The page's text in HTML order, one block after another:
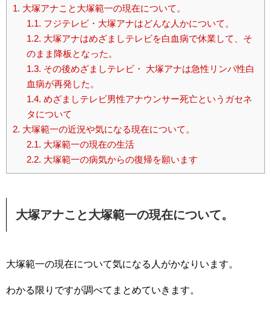
1. 大塚アナこと大塚範一の現在について。
1.1. フジテレビ・大塚アナはどんな人かについて。
1.2. 大塚アナはめざましテレビを白血病で休業して、そ
のまま降板となった。
1.3. その後めざましテレビ・ 大塚アナは急性リンパ性白
血病が再発した。
1.4. めざましテレビ男性アナウンサー死亡というガセネ
タについて
2. 大塚範一の近況や気になる現在について。
2.1. 大塚範一の現在の生活
2.2. 大塚範一の病気からの復帰を願います
大塚アナこと大塚範一の現在について。
大塚範一の現在について気になる人がかなりいます。
わかる限りですが調べてまとめていきます。